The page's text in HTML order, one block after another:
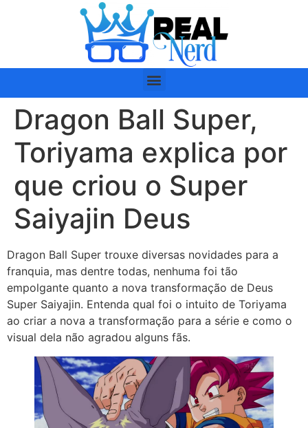
Dragon Ball Super,
Toriyama explica por
que criou o Super
Saiyajin Deus
Dragon Ball Super trouxe diversas novidades para a
franquia, mas dentre todas, nenhuma foi tão
empolgante quanto a nova transformação de Deus
Super Saiyajin. Entenda qual foi o intuito de Toriyama
ao criar a nova a transformação para a série e como o
visual dela não agradou alguns fãs.